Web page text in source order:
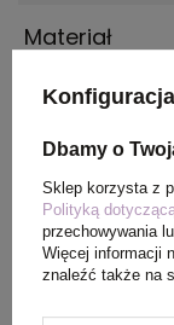
Materiał
Kraj
Rozmiar
Waga
produktu (g)
Dbamy o
Sklep korzysta z
Polityką
przechowywania
Więcej informacji
znaleźć także na